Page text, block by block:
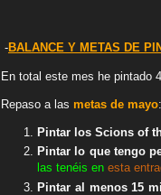
-BALANCE Y METAS DE
En total este mes he pintado
Repaso a las metas de mayo:
Pintar los Scions of
Pintar lo que tengo
las tenéis en esta
Pintar al menos 15